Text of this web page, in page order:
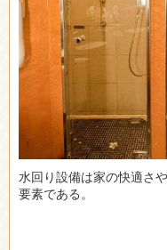
水回り設備は家の快適さ
要素である。